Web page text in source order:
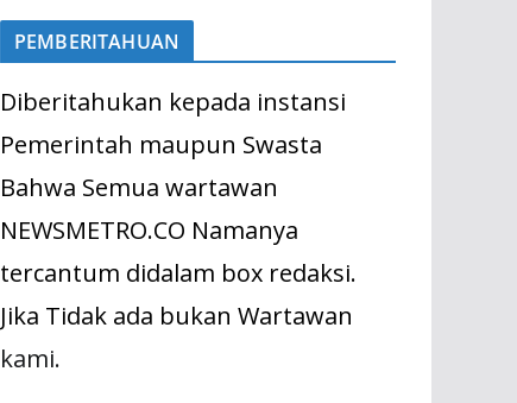
PEMBERITAHUAN
Diberitahukan kepada instansi
Pemerintah maupun Swasta
Bahwa Semua wartawan
NEWSMETRO.CO Namanya
tercantum didalam box redaksi.
Jika Tidak ada bukan Wartawan
kami.